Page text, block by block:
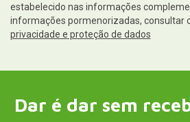
estabelecido nas informações
informações pormenorizadas, consultar
privacidade e proteção de dados
Dar é dar sem